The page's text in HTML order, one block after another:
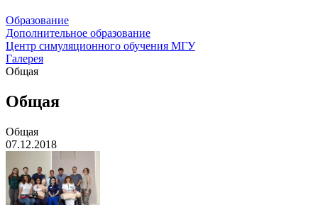
Образование
Дополнительное образование
Центр симуляционного обучения МГУ
Галерея
Общая
Общая
Общая
07.12.2018